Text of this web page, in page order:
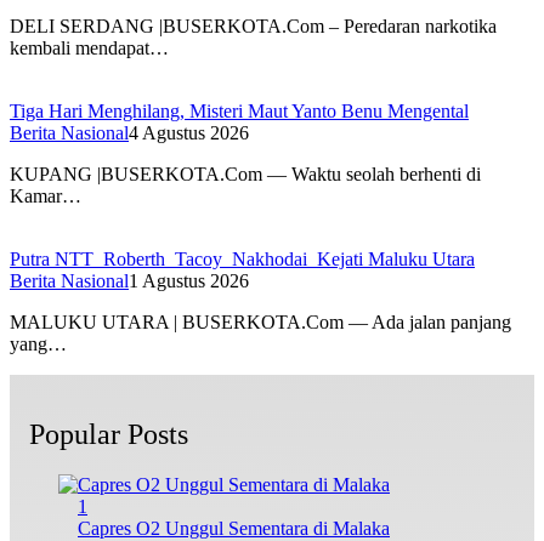
DELI SERDANG |BUSERKOTA.Com – Peredaran narkotika
kembali mendapat…
Tiga Hari Menghilang, Misteri Maut Yanto Benu Mengental
Berita Nasional4 Agustus 2026
KUPANG |BUSERKOTA.Com — Waktu seolah berhenti di
Kamar…
Putra NTT Roberth Tacoy Nakhodai Kejati Maluku Utara
Berita Nasional1 Agustus 2026
MALUKU UTARA | BUSERKOTA.Com — Ada jalan panjang
yang…
Popular Posts
1
Capres O2 Unggul Sementara di Malaka